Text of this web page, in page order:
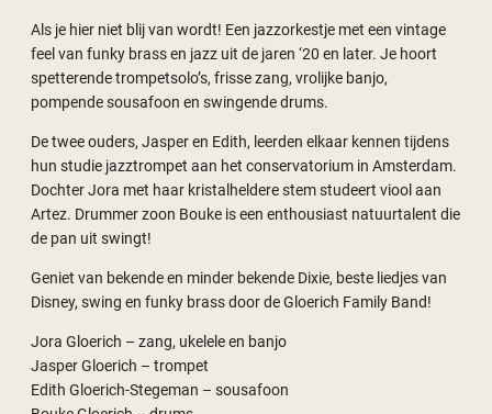
Als je hier niet blij van wordt! Een jazzorkestje met een vintage
feel van funky brass en jazz uit de jaren ‘20 en later. Je hoort
spetterende trompetsolo’s, frisse zang, vrolijke banjo,
pompende sousafoon en swingende drums.
De twee ouders, Jasper en Edith, leerden elkaar kennen tijdens
hun studie jazztrompet aan het conservatorium in Amsterdam.
Dochter Jora met haar kristalheldere stem studeert viool aan
Artez. Drummer zoon Bouke is een enthousiast natuurtalent die
de pan uit swingt!
Geniet van bekende en minder bekende Dixie, beste liedjes van
Disney, swing en funky brass door de Gloerich Family Band!
Jora Gloerich – zang, ukelele en banjo
Jasper Gloerich – trompet
Edith Gloerich-Stegeman – sousafoon